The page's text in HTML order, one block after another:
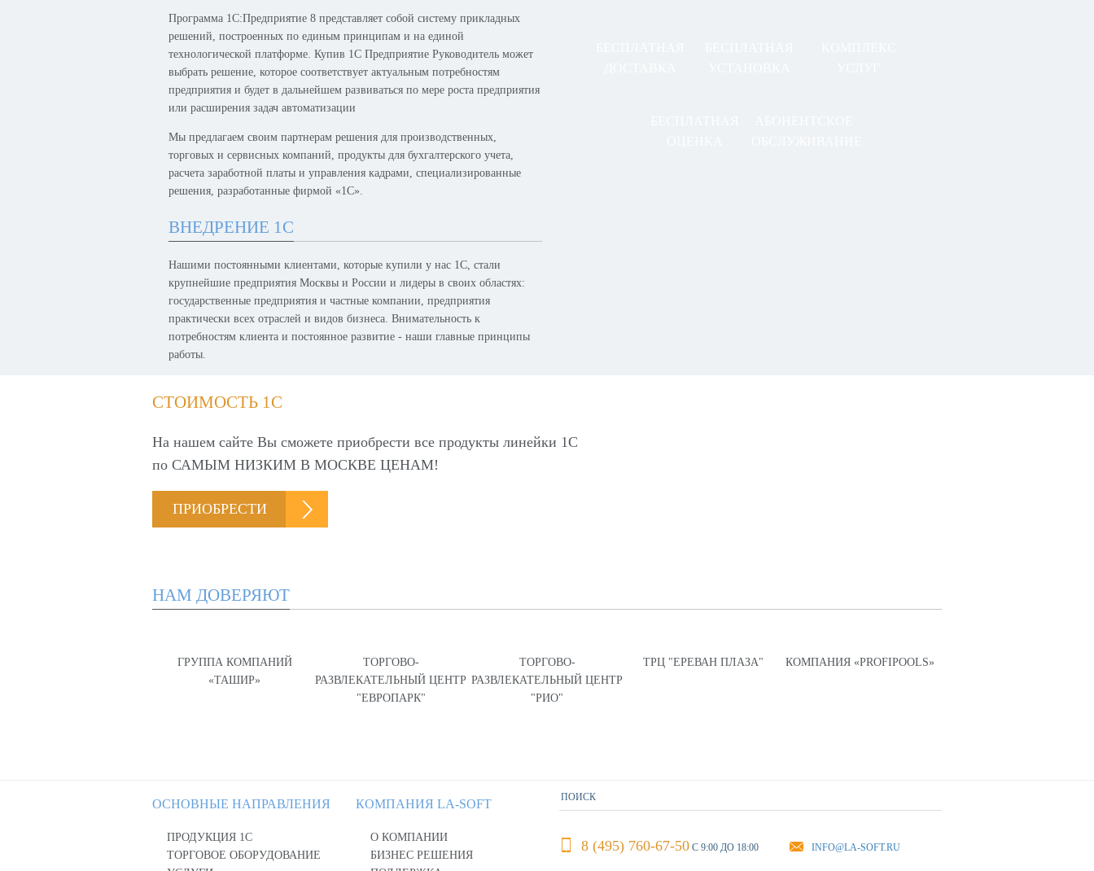
Программа 1С:Предприятие 8 представляет собой систему прикладных
решений, построенных по единым принципам и на единой
технологической платформе. Купив 1С Предприятие Руководитель может
выбрать решение, которое соответствует актуальным потребностям
предприятия и будет в дальнейшем развиваться по мере роста предприятия
или расширения задач автоматизации
Мы предлагаем своим партнерам решения для производственных,
торговых и сервисных компаний, продукты для бухгалтерского учета,
расчета заработной платы и управления кадрами, специализированные
решения, разработанные фирмой «1С».
ВНЕДРЕНИЕ 1С
Нашими постоянными клиентами, которые купили у нас 1С, стали
крупнейшие предприятия Москвы и России и лидеры в своих областях:
государственные предприятия и частные компании, предприятия
практически всех отраслей и видов бизнеса. Внимательность к
потребностям клиента и постоянное развитие - наши главные принципы
работы.
СТОИМОСТЬ 1С
На нашем сайте Вы сможете приобрести все продукты линейки 1С
по САМЫМ НИЗКИМ В МОСКВЕ ЦЕНАМ!
ПРИОБРЕСТИ
НАМ ДОВЕРЯЮТ
ГРУППА КОМПАНИЙ
«ТАШИР»
ТОРГОВО-
РАЗВЛЕКАТЕЛЬНЫЙ ЦЕНТР
"ЕВРОПАРК"
ТОРГОВО-
РАЗВЛЕКАТЕЛЬНЫЙ ЦЕНТР
"РИО"
ТРЦ "ЕРЕВАН ПЛАЗА" КОМПАНИЯ «PROFIPOOLS»
ОСНОВНЫЕ НАПРАВЛЕНИЯ
ПРОДУКЦИЯ 1С
ТОРГОВОЕ ОБОРУДОВАНИЕ
КОМПАНИЯ LA-SOFT
О КОМПАНИИ
БИЗНЕС РЕШЕНИЯ
8 (495) 760-67-50 С 9:00 ДО 18:00 INFO@LA-SOFT.RU